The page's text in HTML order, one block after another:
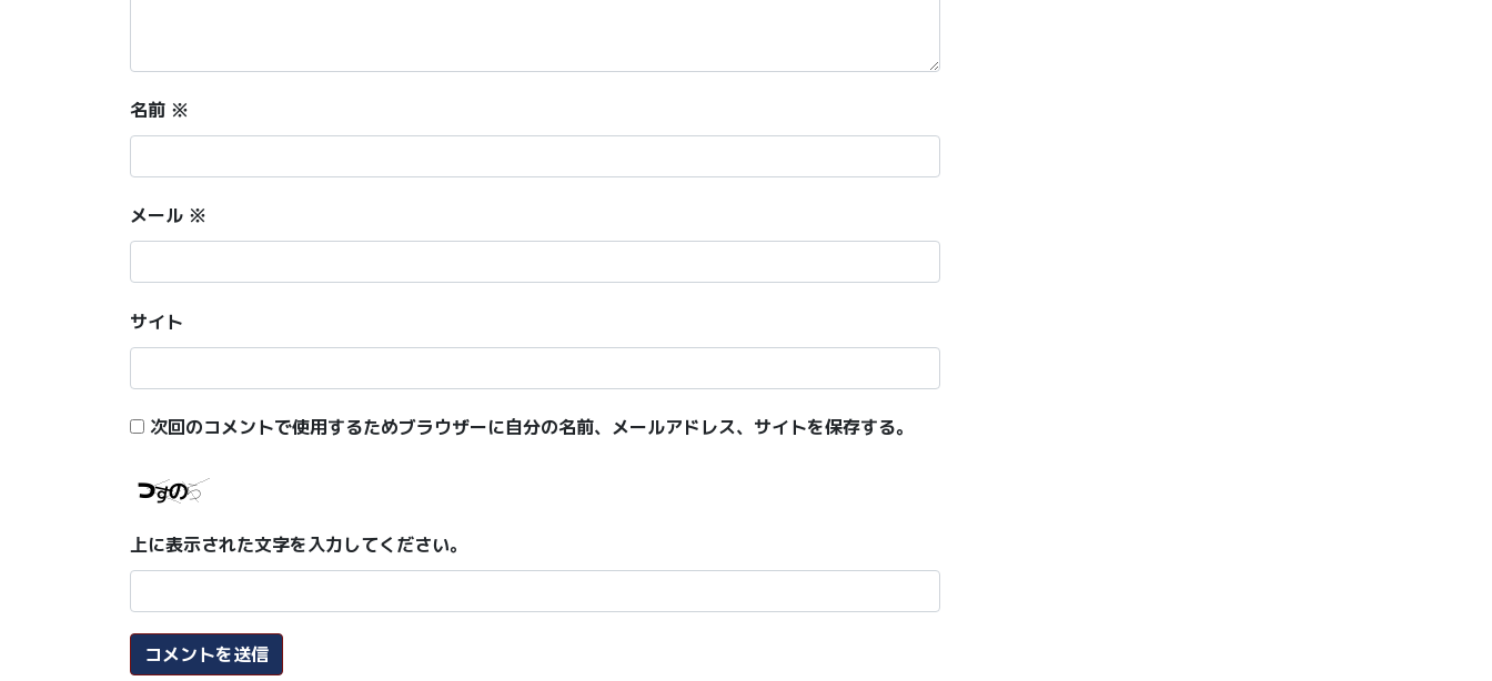
名前 ※
メール ※
サイト
次回のコメントで使用するためブラウザーに自分の名前、メールアドレス、サイトを保存する。
上に表示された文字を入力してください。